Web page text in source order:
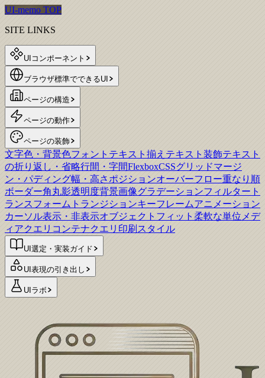
UI-memo TOP
SITE LINKS
UIコンポーネント
ブラウザ標準でできるUI
ページの構造
ページの動作
ページの装飾
文字色・背景色フォント テキスト揃え テキスト装飾テキスト
の折り返し・省略行間・字間FlexboxCSSグリッドマージ
ン・パディング幅・高さ ポジションオーバーフロー重なり順
ボーダー角丸影透明度背景画像グラデーションフィルター ト
ランスフォーム トランジションキーフレームアニメーション
カーソル表示・非表示オブジェクトフィット 柔軟な単位 メデ
ィアクエリ コンテナクエリ 印刷スタイル
UI選定・実装ガイド
UI表現の引き出し
UIラボ